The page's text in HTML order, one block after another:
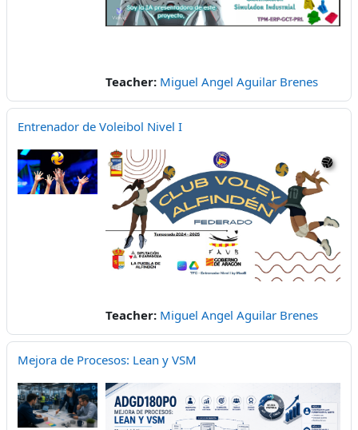
Video
Teacher: Miguel Angel Aguilar Brenes
Entrenador de Voleibol Nivel I
Teacher: Miguel Angel Aguilar Brenes
Mejora de Procesos: Lean y VSM